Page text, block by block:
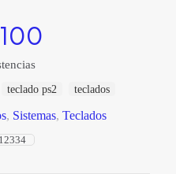
12334
, Sistemas, Teclados
teclado ps2 teclados